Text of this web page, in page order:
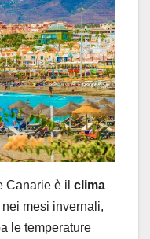
Canarie è il clima
nei mesi invernali,
le temperature